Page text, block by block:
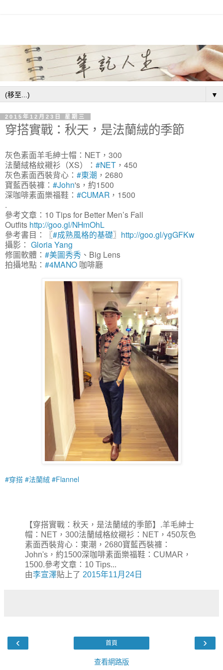
▼
2015年12月23日 星期三
穿搭實戰：秋天，是法蘭絨的季節
灰色素面羊毛紳士帽：NET，300
法蘭絨格紋襯衫（XS）： ‪#‎NET‬ ，450
灰色素面西裝背心： ‪#‎東潮‬ ，2680
寶藍西裝褲： ‪#‎John‬'s，約1500
深咖啡素面樂福鞋： ‪#‎CUMAR‬ ，1500
.
參考文章：10 Tips for Better Men’s Fall
Outfits http://goo.gl/NHmOhL
參考書目：〖‪#‎成熟風格的基礎‬〗 http://goo.gl/ygGFKw
攝影： Gloria Yang
修圖軟體： ‪#‎美圖秀秀‬ 、Big Lens
拍攝地點： ‪#‎4MANO‬ 咖啡廳
‪#‎穿搭‬ ‪#‎法蘭絨‬ ‪#‎Flannel‬
【穿搭實戰：秋天，是法蘭絨的季節】.羊毛紳士
帽：NET，300法蘭絨格紋襯衫：NET，450灰色
素面西裝背心：東潮，2680寶藍西裝褲：
John's，約1500深咖啡素面樂福鞋：CUMAR，
1500.參考文章：10 Tips...
由李宣澤貼上了 2015年11月24日
‹ ›
首頁
查看網路版